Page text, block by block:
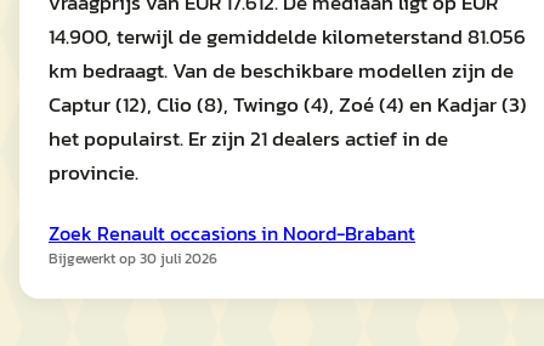
14.900, terwijl de gemiddelde kilometerstand 81.056
km bedraagt. Van de beschikbare modellen zijn de
Captur (12), Clio (8), Twingo (4), Zoé (4) en Kadjar (3)
het populairst. Er zijn 21 dealers actief in de
provincie.
Zoek Renaultoccasions in Noord-Brabant
Bijgewerkt op30 juli 2026